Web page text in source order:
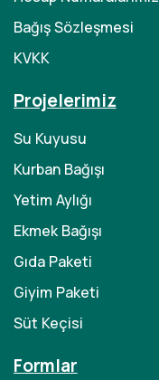
Bağış Sözleşmesi
KVKK
Projelerimiz
Su Kuyusu
Kurban Bağışı
Yetim Aylığı
Ekmek Bağışı
Gıda Paketi
Giyim Paketi
Süt Keçisi
Formlar